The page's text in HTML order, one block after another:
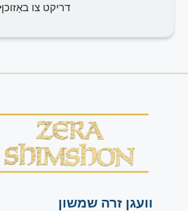
דריקט צו באַזוכן
וועגן זרה שמשון